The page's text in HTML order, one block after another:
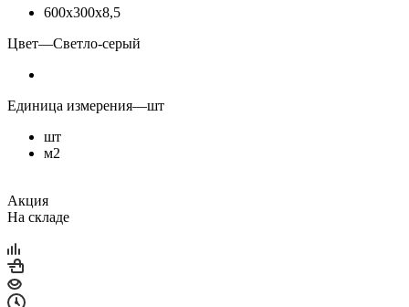
600х300х8,5
Цвет—Светло-серый
Единица измерения—шт
шт
м2
Акция
На складе